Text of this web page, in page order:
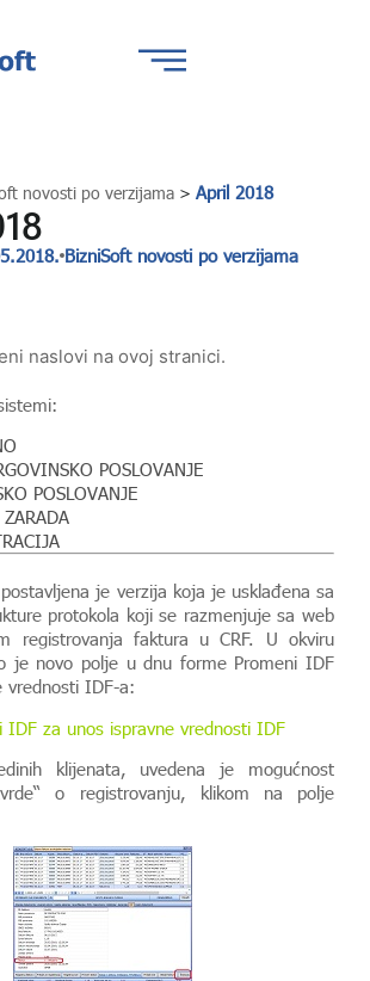
novosti po verzijama > April 2018
BizniSoft novosti po verzijama
naslovi na ovoj stranici.
POSLOVANJE
POSLOVANJE
je verzija koja je usklađena sa
protokola koji se razmenjuje sa web
registrovanja faktura u CRF. U okviru
je novo polje u dnu forme Promeni IDF
vrednosti IDF-a:
klijenata, uvedena je mogućnost
o registrovanju, klikom na polje